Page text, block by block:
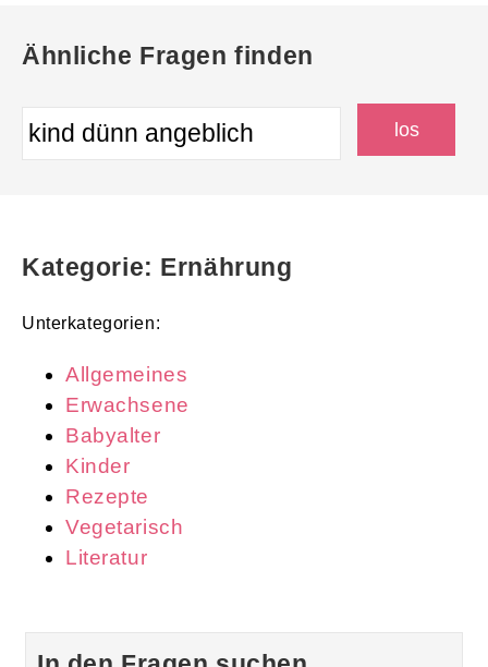
Ähnliche Fragen finden
Kategorie: Ernährung
Unterkategorien:
Allgemeines
Erwachsene
Babyalter
Kinder
Rezepte
Vegetarisch
Literatur